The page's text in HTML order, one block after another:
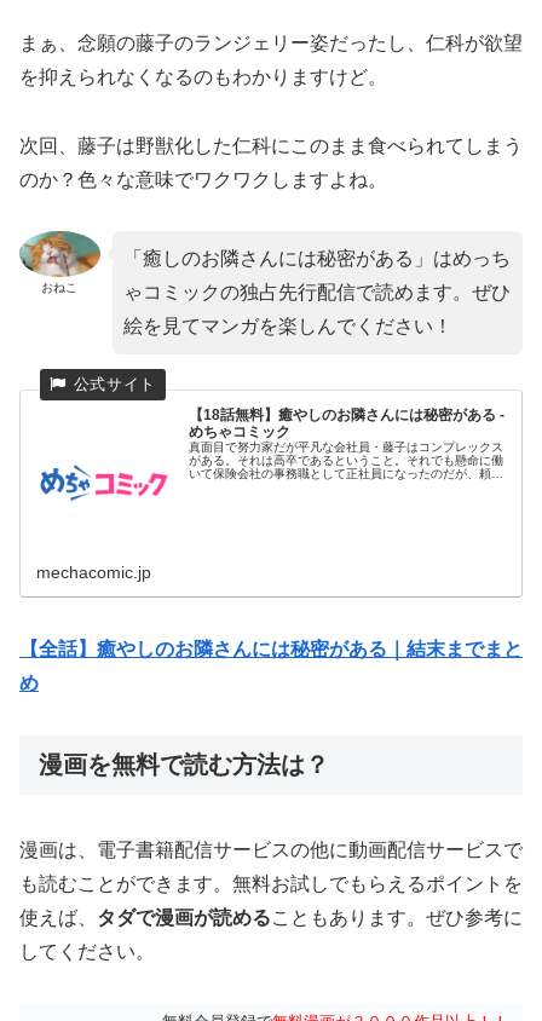
まぁ、念願の藤子のランジェリー姿だったし、仁科が欲望
を抑えられなくなるのもわかりますけど。
次回、藤子は野獣化した仁科にこのまま食べられてしまう
のか？色々な意味でワクワクしますよね。
おねこ
「癒しのお隣さんには秘密がある」はめっち
ゃコミックの独占先行配信で読めます。ぜひ
絵を見てマンガを楽しんでください！
【18話無料】癒やしのお隣さんには秘密がある -
めちゃコミック
真面目で努力家だが平凡な会社員・藤子はコンプレックス
がある。それは高卒であるということ。それでも懸命に働
いて保険会社の事務職として正社員になったのだが、頼ま
mechacomic.jp
【全話】癒やしのお隣さんには秘密がある｜結末までまと
め
漫画を無料で読む方法は？
漫画は、電子書籍配信サービスの他に動画配信サービスで
も読むことができます。無料お試しでもらえるポイントを
使えば、 タダで漫画が読めることもあります。ぜひ参考に
してください。